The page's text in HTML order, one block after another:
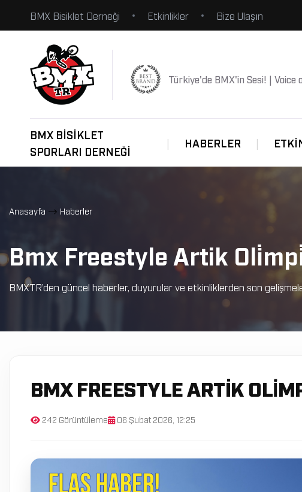
BMX Bisiklet Derneği Etkinlikler Bize Ulaşın
Türkiye'de BMX'in Sesi! | Voice
BMX BISIKLET
SPORLARI DERNEĞI
HABERLER
Anasayfa Haberler
Bmx Freestyle Artik
BMXTR’den güncel haberler, duyurular ve etkinliklerden son
BMX FREESTYLE ARTIK
242 Görüntüleme 06 Şubat 2026, 12:25